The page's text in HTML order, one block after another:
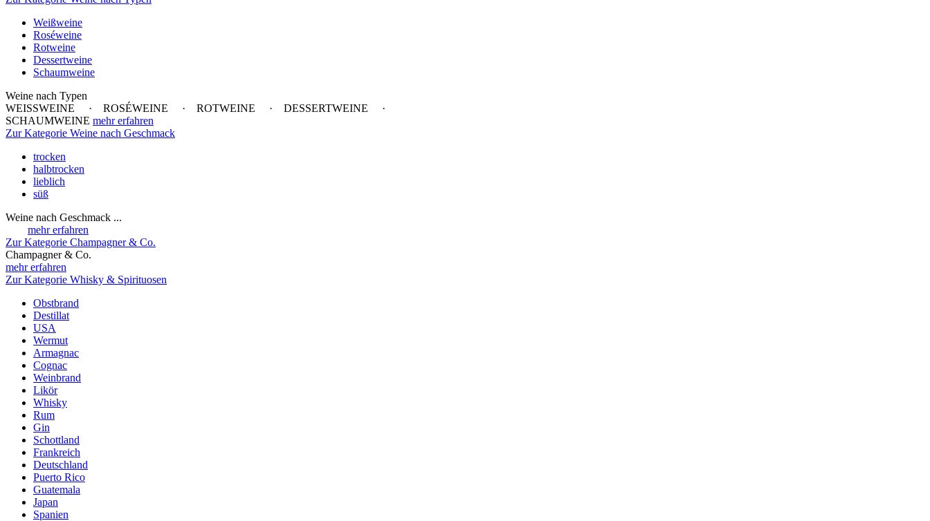
Weißweine
Roséweine
Rotweine
Dessertweine
Schaumweine
Weine nach Typen
WEISSWEINE · ROSÉWEINE · ROTWEINE · DESSERTWEINE ·
SCHAUMWEINE mehr erfahren
Zur Kategorie Weine nach Geschmack
trocken
halbtrocken
lieblich
süß
Weine nach Geschmack ...
mehr erfahren
Zur Kategorie Champagner & Co.
Champagner & Co.
mehr erfahren
Zur Kategorie Whisky & Spirituosen
Obstbrand
Destillat
USA
Wermut
Armagnac
Cognac
Weinbrand
Likör
Whisky
Rum
Gin
Schottland
Frankreich
Deutschland
Puerto Rico
Guatemala
Japan
Spanien